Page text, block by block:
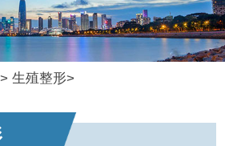
生殖整形>